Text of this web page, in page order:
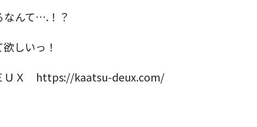
なんて….！？
しいっ！
ＵＸ https://kaatsu-deux.com/